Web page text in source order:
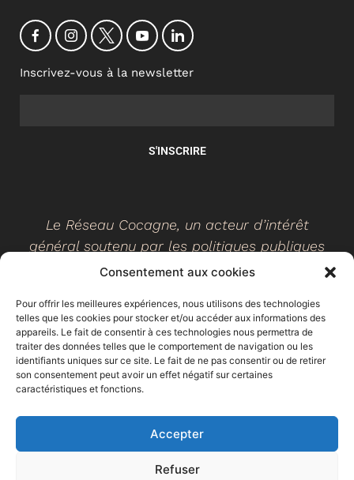
Consentement aux cookies
Pour offrir les meilleures expériences, nous utilisons des technologies
telles que les cookies pour stocker et/ou accéder aux informations des
appareils. Le fait de consentir à ces technologies nous permettra de
traiter des données telles que le comportement de navigation ou les
identifiants uniques sur ce site. Le fait de ne pas consentir ou de retirer
son consentement peut avoir un effet négatif sur certaines
caractéristiques et fonctions.
Accepter
Refuser
Inscrivez-vous à la newsletter
S'INSCRIRE
Le Réseau Cocagne, un acteur d’intérêt
général soutenu par les politiques publiques
©2026- Réseau Cocagne -Site web réalisé par Ethicweb
Mentions légales